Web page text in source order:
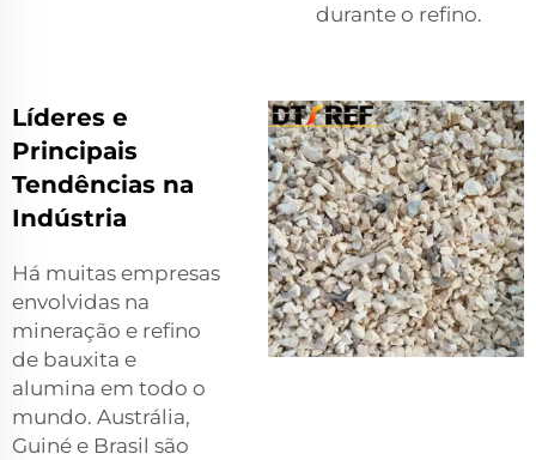
durante o refino.
Líderes e
Principais
Tendências na
Indústria
Há muitas empresas
envolvidas na
mineração e refino
de bauxita e
alumina em todo o
mundo. Austrália,
Guiné e Brasil são